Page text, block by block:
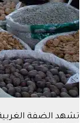
تشهد الضفة